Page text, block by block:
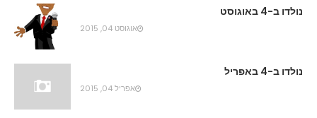
נולדו ב-4 באוגוסט
אוגוסט 04, 2015
נולדו ב-4 באפריל
אפריל 04, 2015